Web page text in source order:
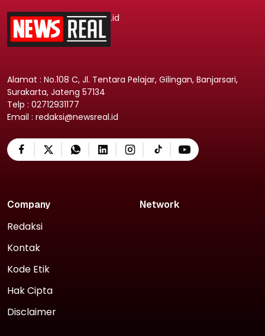
.id
Alamat : No.108 C, Jl. Tentara Pelajar, Gilingan, Banjarsari,
Surakarta, Jateng 57134
Telp : 02712931177
Email : redaksi@newsreal.id
Company
Redaksi
Kontak
Kode Etik
Hak Cipta
Disclaimer
Network